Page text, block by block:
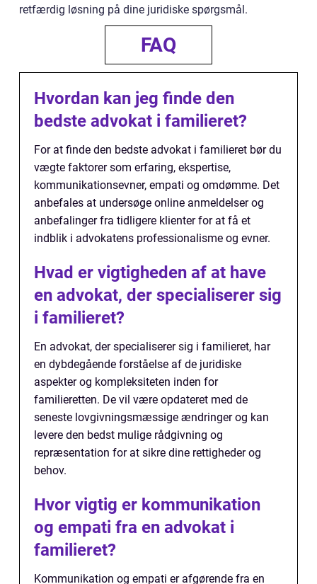
retfærdig løsning på dine juridiske spørgsmål.
FAQ
Hvordan kan jeg finde den
bedste advokat i familieret?
For at finde den bedste advokat i familieret bør du
vægte faktorer som erfaring, ekspertise,
kommunikationsevner, empati og omdømme. Det
anbefales at undersøge online anmeldelser og
anbefalinger fra tidligere klienter for at få et
indblik i advokatens professionalisme og evner.
Hvad er vigtigheden af at have
en advokat, der specialiserer sig
i familieret?
En advokat, der specialiserer sig i familieret, har
en dybdegående forståelse af de juridiske
aspekter og kompleksiteten inden for
familieretten. De vil være opdateret med de
seneste lovgivningsmæssige ændringer og kan
levere den bedst mulige rådgivning og
repræsentation for at sikre dine rettigheder og
behov.
Hvor vigtig er kommunikation
og empati fra en advokat i
familieret?
Kommunikation og empati er afgørende fra en